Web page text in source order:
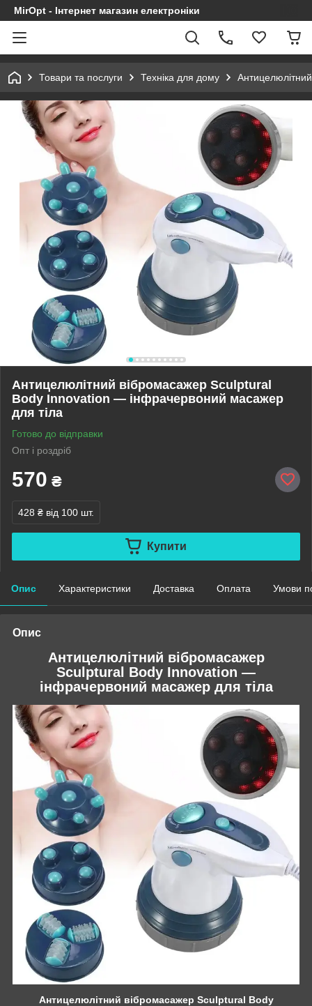
MirOpt - Інтернет магазин електроніки
Товари та послуги Техніка для дому
Антицелюлітний вібромасажер Sculptural
Body Innovation — інфрачервоний масажер
для тіла
Готово до відправки
Опт і роздріб
570 ₴
428 ₴ від 100 шт.
Купити
Опис Характеристики Доставка Оплата Умови
Опис
Антицелюлітний вібромасажер
Sculptural Body Innovation —
інфрачервоний масажер для тіла
Антицелюлітний вібромасажер Sculptural Body